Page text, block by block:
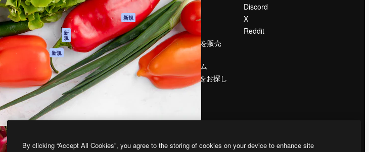
ストックコンテン
ツ
Claude/ChatGPT
向けMCP
新
規
エージェント 新規
モバイルアプリ
すべてのMagnificツ
ール
シー
オリジナル 新規
クッキーポリシー
トラストセンター
アフィリエイト
法人向け
ブログ
イベント
Slidesgo
コンテンツを販売
する
プレスルーム
magnific.aiをお探し
ですか？
Discord
X
Reddit
無断複写・転載を禁じます
By clicking “Accept All Cookies”, you agree to the storing of cookies on your device to enhance site